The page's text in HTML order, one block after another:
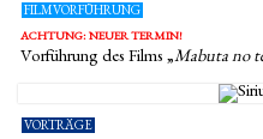
FILMVORFÜHRUNG
ACHTUNG: NEUER TERMIN!
Vorführung des Films „Mabuta no
VORTRÄGE